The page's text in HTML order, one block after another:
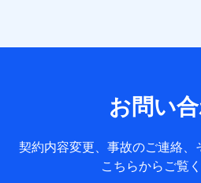
送信履歴などの情報）が含まれま
約に関する情報。例として、保険
名、住所、生年月日、性別、保険
保険加入の目的、保険商品の内容
お問い
契約内容変更、事故のご連絡、
こちらからご覧く